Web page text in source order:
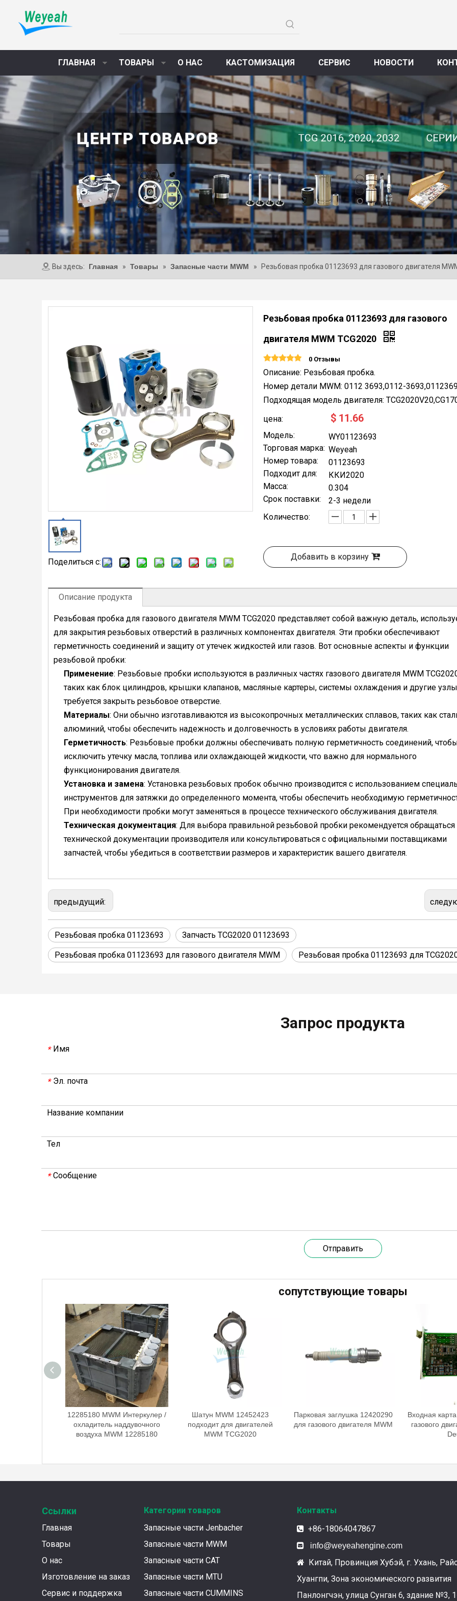
ГЛАВНАЯ ТОВАРЫ О НАС КАСТОМИЗАЦИЯ СЕРВИС НОВОСТИ
Вы здесь: Главная » Товары » Запасные части MWM » Резьбовая пробка 01123693 для газового двигателя
Поделиться с:
Резьбовая пробка 01123693 для газового
двигателя MWM TCG2020
0 Отзывы
Описание: Резьбовая пробка.
Номер детали MWM: 0112 3693,0112-
Подходящая модель двигателя:
цена:
$ 11.66
Модель:
WY01123693
Торговая марка: Weyeah
Номер товара:
01123693
Подходит для:
ККИ2020
Масса:
0.304
Срок поставки:
2-3 недели
Количество:
Добавить в корзину
Описание продукта
Резьбовая пробка для газового двигателя MWM TCG2020 представляет собой важную деталь,
для закрытия резьбовых отверстий в различных компонентах двигателя. Эти пробки обеспечивают
герметичность соединений и защиту от утечек жидкостей или газов. Вот основные аспекты и функции
резьбовой пробки:
Применение: Резьбовые пробки используются в различных частях газового двигателя MWM
таких как блок цилиндров, крышки клапанов, масляные картеры, системы охлаждения и другие
требуется закрыть резьбовое отверстие.
Материалы: Они обычно изготавливаются из высокопрочных металлических сплавов, таких как
алюминий, чтобы обеспечить надежность и долговечность в условиях работы двигателя.
Герметичность: Резьбовые пробки должны обеспечивать полную герметичность соединений,
исключить утечку масла, топлива или охлаждающей жидкости, что важно для нормального
функционирования двигателя.
Установка и замена: Установка резьбовых пробок обычно производится с использованием
инструментов для затяжки до определенного момента, чтобы обеспечить необходимую
При необходимости пробки могут заменяться в процессе технического обслуживания двигателя.
Техническая документация: Для выбора правильной резьбовой пробки рекомендуется обращаться
технической документации производителя или консультироваться с официальными поставщиками
запчастей, чтобы убедиться в соответствии размеров и характеристик вашего двигателя.
предыдущий:
Резьбовая пробка 01123693 Запчасть TCG2020 01123693
Резьбовая пробка 01123693 для газового двигателя MWM Резьбовая пробка 01123693 для
Запрос продукта
* Имя
* Эл. почта
Название компании
Тел
* Сообщение
Отправить
сопутствующие товары
12285180 MWM Интеркулер /
охладитель наддувочного
воздуха MWM 12285180
Шатун MWM 12452423
подходит для двигателей
MWM TCG2020
Парковая заглушка 12420290
для газового двигателя MWM
Входная
газового
Ссылки
Главная
Товары
О нас
Изготовление на заказ
Сервис и поддержка
Категории товаров
Запасные части Jenbacher
Запасные части MWM
Запасные части CAT
Запасные части MTU
Запасные части CUMMINS
Контакты
 +86-18064047867
 info@weyeahengine.com
 Китай, Провинция Хубэй, г. Ухань,
Хуангпи, Зона экономического развития
Панлонгчэн, улица Сунган 6, здание №3,